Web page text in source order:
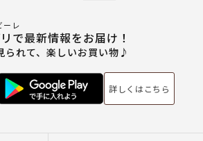
ーレ
で最新情報をお届け！
られて、楽しいお買い物♪
詳しくはこちら